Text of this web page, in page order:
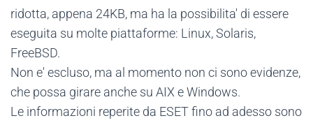
ridotta, appena 24KB, ma ha la possibilita' di essere
eseguita su molte piattaforme: Linux, Solaris,
FreeBSD.
Non e' escluso, ma al momento non ci sono evidenze,
che possa girare anche su AIX e Windows.
Le informazioni reperite da ESET fino ad adesso sono